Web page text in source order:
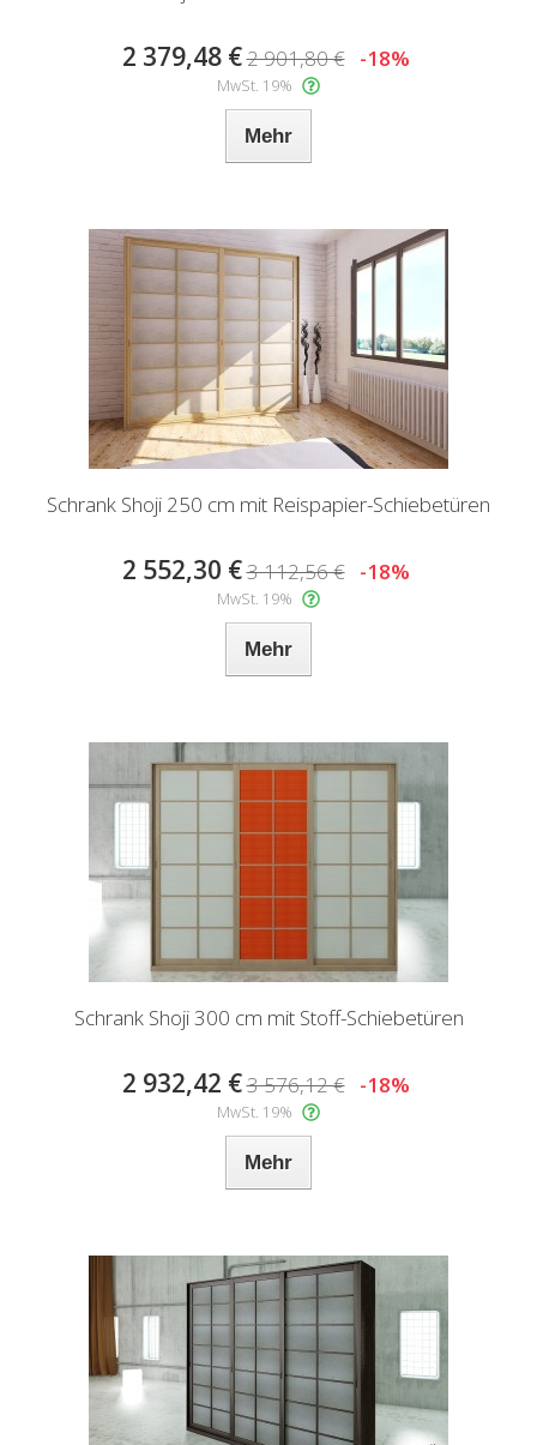
2 379,48 €2 901,80 € -18%
MwSt. 19%
Mehr
Schrank Shoji 250 cm mit Reispapier-Schiebetüren
2 552,30 €3 112,56 € -18%
MwSt. 19%
Mehr
Schrank Shoji 300 cm mit Stoff-Schiebetüren
2 932,42 €3 576,12 € -18%
MwSt. 19%
Mehr